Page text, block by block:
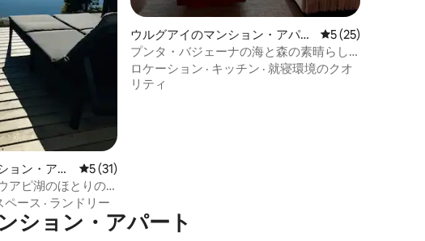
平均評価
ョン・アパ
レビュー31件、5つ星中5つ星の平均評価
5 (31)
アピ湖のほとりの
ペース · ランドリー
ウルグアイのマンション・アパー
ト
レビュー25件、5
5 (25)
プンタ・バジェーナの海と森の素晴らし
い景色
ロケーション · キッチン · 就寝環境のクオ
リティ
ション・アパート